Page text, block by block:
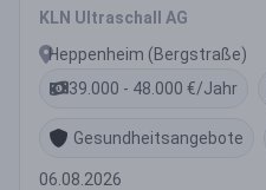
KLN Ultraschall AG
Heppenheim (Bergstraße)
39.000 - 48.000 €/Jahr
Gesundheitsangebote
06.08.2026